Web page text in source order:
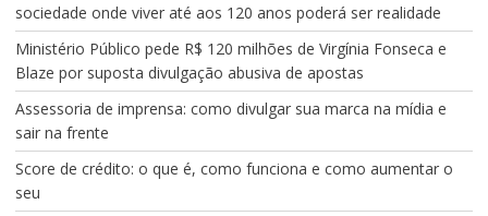
sociedade onde viver até aos 120 anos poderá ser realidade
Ministério Público pede R$ 120 milhões de Virgínia Fonseca e
Blaze por suposta divulgação abusiva de apostas
Assessoria de imprensa: como divulgar sua marca na mídia e
sair na frente
Score de crédito: o que é, como funciona e como aumentar o
seu